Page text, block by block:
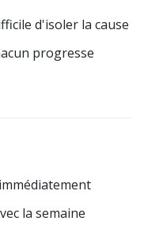
d'isoler la cause
progresse
la semaine